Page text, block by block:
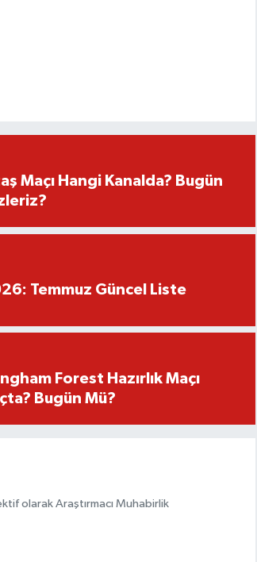
Maçı Hangi Kanalda? Bugün
Temmuz Güncel Liste
Forest Hazırlık Maçı
Bugün Mü?
olarak Araştırmacı Muhabirlik